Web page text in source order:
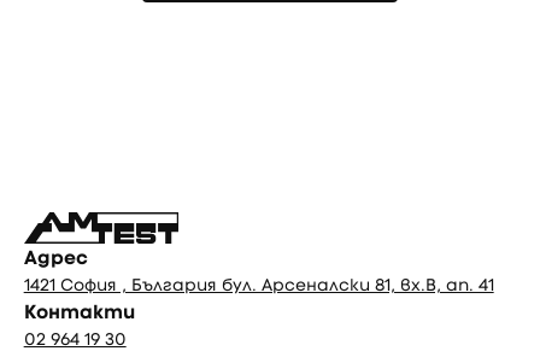
Адрес
1421 София , България бул. Арсеналски 81, вх.В, ап. 41
Контакти
02 964 19 30